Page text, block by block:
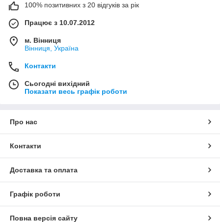
100% позитивних з 20 відгуків за рік
Працює з 10.07.2012
м. Вінниця
Вінниця, Україна
Контакти
Сьогодні вихідний
Показати весь графік роботи
Про нас
Контакти
Доставка та оплата
Графік роботи
Повна версія сайту